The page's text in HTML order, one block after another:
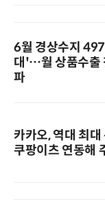
6월 경상수지
대'…월 상품수출
파
카카오, 역대 최
쿠팡이츠 연동해